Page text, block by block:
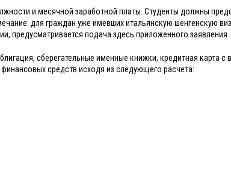
и месячной заработной платы. Студенты должны
для граждан уже имевших итальянскую шенгенскую
предусматривается подача здесь приложенного заявления.
сберегательные именные книжки, кредитная карта
средств исходя из следующего расчета: